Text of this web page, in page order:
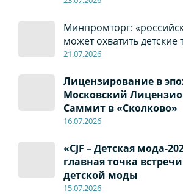
Минпромторг:
может охватить детские
21.07.2026
Лицензирование в
Московский
Саммит в «Сколково»
16.07.2026
«CJF – Детская мода-
главная точка
детской моды
15.07.2026